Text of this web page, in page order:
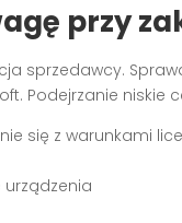
przy
sprzedawcy.
Podejrzanie niskie
się z warunkami
urządzenia